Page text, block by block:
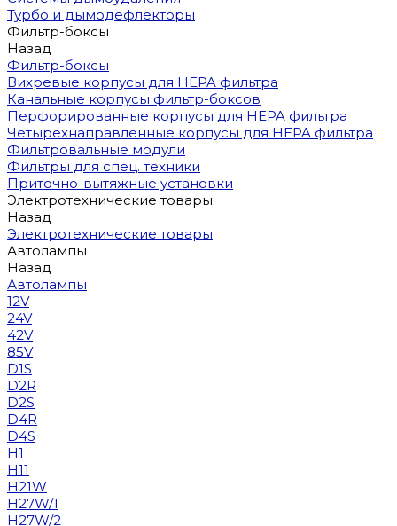
Турбо и дымодефлекторы
Фильтр-боксы
Назад
Фильтр-боксы
Вихревые корпусы для HEPA фильтра
Канальные корпусы фильтр-боксов
Перфорированные корпусы для HEPA фильтра
Четырехнаправленные корпусы для HEPA фильтра
Фильтровальные модули
Фильтры для спец. техники
Приточно-вытяжные установки
Электротехнические товары
Назад
Электротехнические товары
Автолампы
Назад
Автолампы
12V
24V
42V
85V
D1S
D2R
D2S
D4R
D4S
H1
H11
H21W
H27W/1
H27W/2